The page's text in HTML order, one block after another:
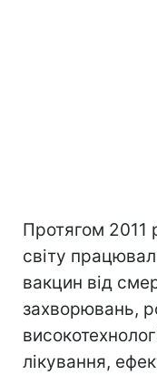
Протягом 2011
світу
вакцин від
захворювань,
лікування,